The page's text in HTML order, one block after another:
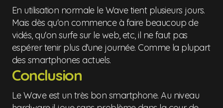
En utilisation normale le Wave tient plusieurs jours.
Mais dès qu'on commence à faire beaucoup de
vidés, qu'on surfe sur le web, etc, il ne faut pas
espérer tenir plus d'une journée. Comme la plupart
des smartphones actuels.
Conclusion
Le Wave est un très bon smartphone. Au niveau